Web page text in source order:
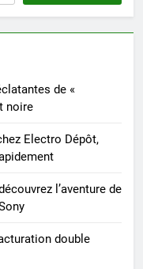
de «
noire
Electro Dépôt,
l’aventure de
double